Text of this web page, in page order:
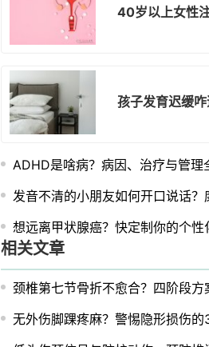
40岁以上女性
孩子发育迟缓
ADHD是啥病？病因、治疗与管理
发音不清的小朋友如何开口说话？
想远离甲状腺癌？快定制你的个性
相关文章
颈椎第七节骨折不愈合？四阶段
无外伤脚踝疼麻？警惕隐形损伤的